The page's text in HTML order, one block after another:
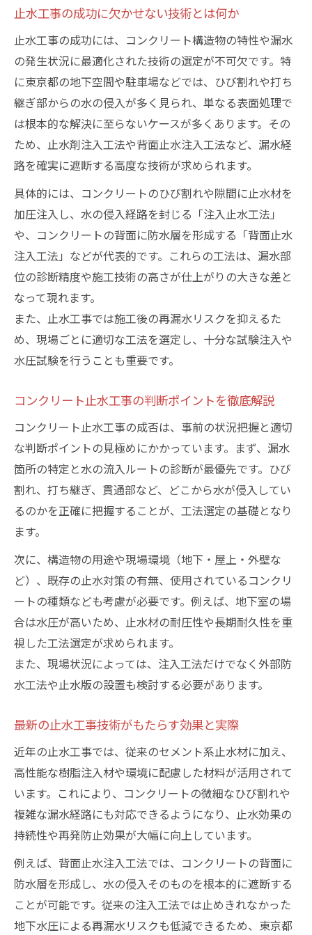
止水工事の成功に欠かせない技術とは何か
止水工事の成功には、コンクリート構造物の特性や漏水
の発生状況に最適化された技術の選定が不可欠です。特
に東京都の地下空間や駐車場などでは、ひび割れや打ち
継ぎ部からの水の侵入が多く見られ、単なる表面処理で
は根本的な解決に至らないケースが多くあります。その
ため、止水剤注入工法や背面止水注入工法など、漏水経
路を確実に遮断する高度な技術が求められます。
具体的には、コンクリートのひび割れや隙間に止水材を
加圧注入し、水の侵入経路を封じる「注入止水工法」
や、コンクリートの背面に防水層を形成する「背面止水
注入工法」などが代表的です。これらの工法は、漏水部
位の診断精度や施工技術の高さが仕上がりの大きな差と
なって現れます。
また、止水工事では施工後の再漏水リスクを抑えるた
め、現場ごとに適切な工法を選定し、十分な試験注入や
水圧試験を行うことも重要です。
コンクリート止水工事の判断ポイントを徹底解説
コンクリート止水工事の成否は、事前の状況把握と適切
な判断ポイントの見極めにかかっています。まず、漏水
箇所の特定と水の流入ルートの診断が最優先です。ひび
割れ、打ち継ぎ、貫通部など、どこから水が侵入してい
るのかを正確に把握することが、工法選定の基礎となり
ます。
次に、構造物の用途や現場環境（地下・屋上・外壁な
ど）、既存の止水対策の有無、使用されているコンクリ
ートの種類なども考慮が必要です。例えば、地下室の場
合は水圧が高いため、止水材の耐圧性や長期耐久性を重
視した工法選定が求められます。
また、現場状況によっては、注入工法だけでなく外部防
水工法や止水版の設置も検討する必要があります。
最新の止水工事技術がもたらす効果と実際
近年の止水工事では、従来のセメント系止水材に加え、
高性能な樹脂注入材や環境に配慮した材料が活用されて
います。これにより、コンクリートの微細なひび割れや
複雑な漏水経路にも対応できるようになり、止水効果の
持続性や再発防止効果が大幅に向上しています。
例えば、背面止水注入工法では、コンクリートの背面に
防水層を形成し、水の侵入そのものを根本的に遮断する
ことが可能です。従来の注入工法では止めきれなかった
地下水圧による再漏水リスクも低減できるため、東京都